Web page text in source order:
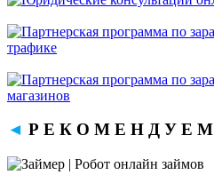
◄ Р Е К О М Е Н Д У Е М